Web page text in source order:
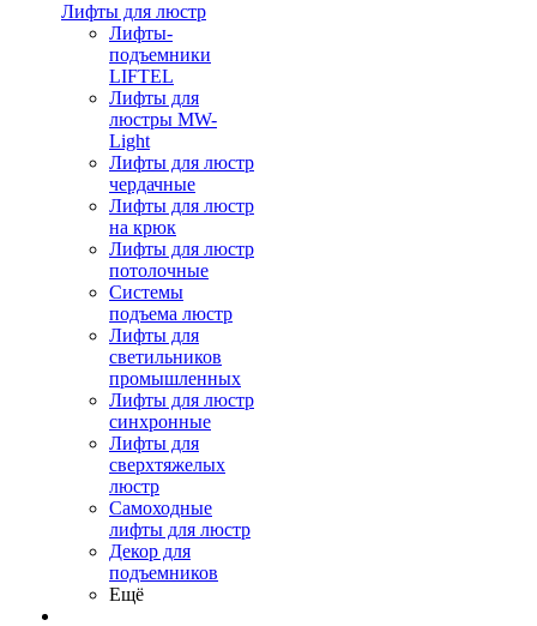
Лифты для люстр
Лифты-
подъемники
LIFTEL
Лифты для
люстры MW-
Light
Лифты для люстр
чердачные
Лифты для люстр
на крюк
Лифты для люстр
потолочные
Системы
подъема люстр
Лифты для
светильников
промышленных
Лифты для люстр
синхронные
Лифты для
сверхтяжелых
люстр
Самоходные
лифты для люстр
Декор для
подъемников
Ещё